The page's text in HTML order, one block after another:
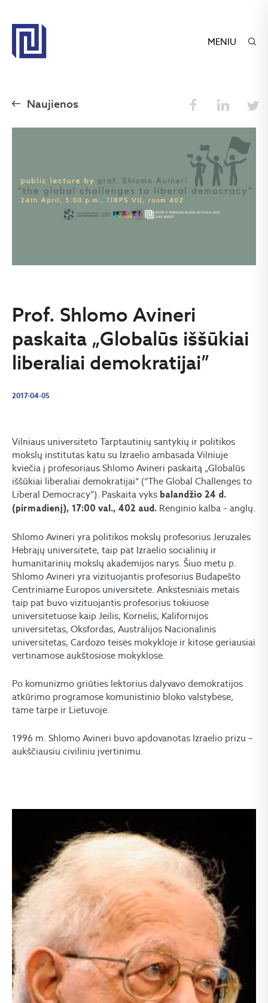
MENIU
Naujienos
Prof. Shlomo Avineri
paskaita „Globalūs iššūkiai
liberaliai demokratijai”
2017-04-05
Vilniaus universiteto Tarptautinių santykių ir politikos
mokslų institutas katu su Izraelio ambasada Vilniuje
kviečia į profesoriaus Shlomo Avineri paskaitą „Globalūs
iššūkiai liberaliai demokratijai“ (“The Global Challenges to
Liberal Democracy”). Paskaita vyks balandžio 24 d.
(pirmadienį), 17:00 val., 402 aud. Renginio kalba – anglų.
Shlomo Avineri yra politikos mokslų profesorius Jeruzalės
Hebrajų universitete, taip pat Izraelio socialinių ir
humanitarinių mokslų akademijos narys. Šiuo metu p.
Shlomo Avineri yra vizituojantis profesorius Budapešto
Centriniame Europos universitete. Ankstesniais metais
taip pat buvo vizituojantis profesorius tokiuose
universitetuose kaip Jeilis, Kornelis, Kalifornijos
universitetas, Oksfordas, Australijos Nacionalinis
universitetas, Cardozo teisės mokykloje ir kitose geriausiai
vertinamose aukštosiose mokyklose.
Po komunizmo griūties lektorius dalyvavo demokratijos
atkūrimo programose komunistinio bloko valstybėse,
tame tarpe ir Lietuvoje.
1996 m. Shlomo Avineri buvo apdovanotas Izraelio prizu –
aukščiausiu civiliniu įvertinimu.